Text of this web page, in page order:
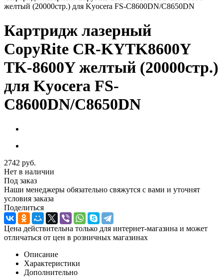
желтый (20000стр.) для Kyocera FS-C8600DN/C8650DN
Картридж лазерный
CopyRite CR-KYTK8600Y
TK-8600Y желтый (20000стр.)
для Kyocera FS-
C8600DN/C8650DN
2742 руб.
Нет в наличии
Под заказ
Наши менеджеры обязательно свяжутся с вами и уточнят
условия заказа
Поделиться
Цена действительна только для интернет-магазина и может
отличаться от цен в розничных магазинах
Описание
Характеристики
Дополнительно